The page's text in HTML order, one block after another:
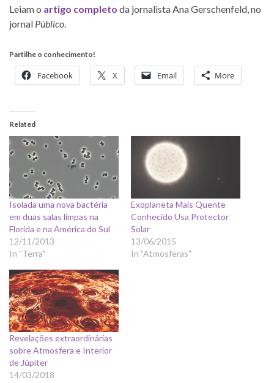
Leiam o artigo completo da jornalista Ana Gerschenfeld, no
jornal Público.
Partilhe o conhecimento!
Facebook X Email More
Related
Isolada uma nova bactéria
em duas salas limpas na
Florida e na América do Sul
12/11/2013
In "Terra"
Exoplaneta Mais Quente
Conhecido Usa Protector
Solar
13/06/2015
In "Atmosferas"
Revelações extraordinárias
sobre Atmosfera e Interior
de Júpiter
14/03/2018